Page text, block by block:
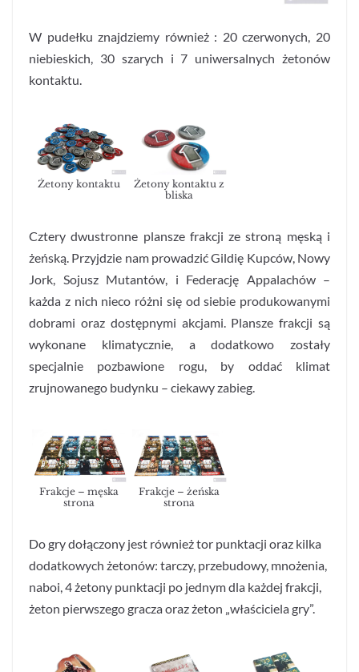
W pudełku znajdziemy również : 20 czerwonych, 20
niebieskich, 30 szarych i 7 uniwersalnych żetonów
kontaktu.
Żetony kontaktu
Żetony kontaktu z
bliska
Cztery dwustronne plansze frakcji ze stroną męską i
żeńską. Przyjdzie nam prowadzić Gildię Kupców, Nowy
Jork, Sojusz Mutantów, i Federację Appalachów –
każda z nich nieco różni się od siebie produkowanymi
dobrami oraz dostępnymi akcjami. Plansze frakcji są
wykonane klimatycznie, a dodatkowo zostały
specjalnie pozbawione rogu, by oddać klimat
zrujnowanego budynku – ciekawy zabieg.
Frakcje – męska
strona
Frakcje – żeńska
strona
Do gry dołączony jest również tor punktacji oraz kilka
dodatkowych żetonów: tarczy, przebudowy, mnożenia,
naboi, 4 żetony punktacji po jednym dla każdej frakcji,
żeton pierwszego gracza oraz żeton „właściciela gry”.